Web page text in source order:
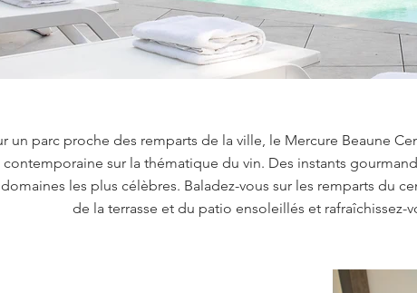
un parc proche des remparts de la ville, le Mercure Beaune
sur la thématique du vin. Des instants
les plus célèbres. Baladez-vous sur les remparts du
de la terrasse et du patio ensoleillés et rafraîchissez-